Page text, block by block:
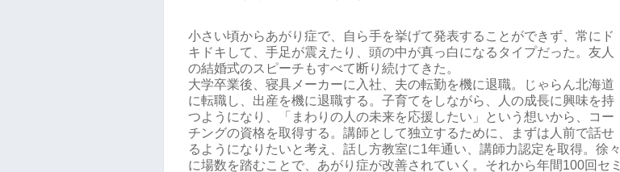
小さい頃からあがり症で、自ら手を挙げて発表することができず、常にド
キドキして、手足が震えたり、頭の中が真っ白になるタイプだった。友人
の結婚式のスピーチもすべて断り続けてきた。
大学卒業後、寝具メーカーに入社、夫の転勤を機に退職。じゃらん北海道
に転職し、出産を機に退職する。子育てをしながら、人の成長に興味を持
つようになり、「まわりの人の未来を応援したい」という想いから、コー
チングの資格を取得する。講師として独立するために、まずは人前で話せ
るようになりたいと考え、話し方教室に1年通い、講師力認定を取得。徐々
に場数を踏むことで、あがり症が改善されていく。それから年間100回セミ